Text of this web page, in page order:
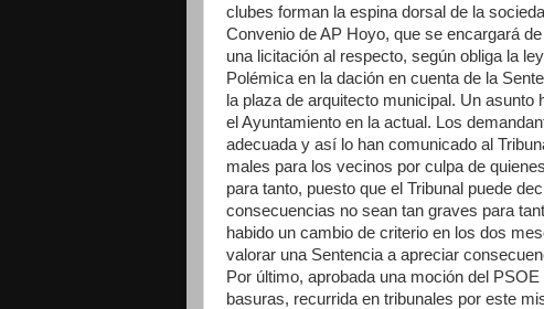
clubes forman la espina dorsal de la
Convenio de AP Hoyo, que se encargará
una licitación al respecto, según obliga la
Polémica en la dación en cuenta de la
la plaza de arquitecto municipal. Un
el Ayuntamiento en la actual. Los
adecuada y así lo han comunicado al
males para los vecinos por culpa de
para tanto, puesto que el Tribunal puede
consecuencias no sean tan graves para
habido un cambio de criterio en los dos
valorar una Sentencia a apreciar
Por último, aprobada una moción del
basuras, recurrida en tribunales por este